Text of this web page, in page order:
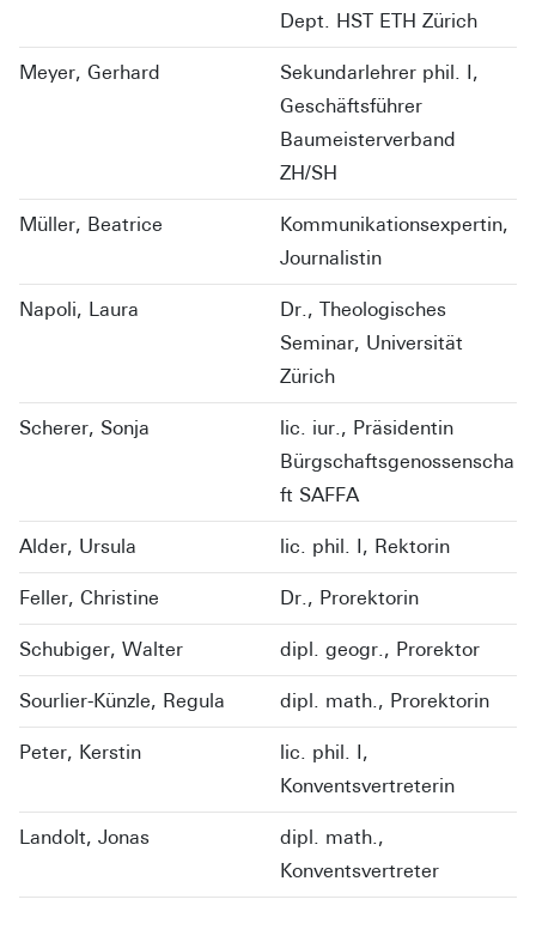
Dept. HST ETH Zürich
Meyer, Gerhard
Sekundarlehrer phil. I,
Geschäftsführer
Baumeisterverband
ZH/SH
Müller, Beatrice
Kommunikationsexpertin,
Journalistin
Napoli, Laura
Dr., Theologisches
Seminar, Universität
Zürich
Scherer, Sonja
lic. iur., Präsidentin
Bürgschaftsgenossenscha
ft SAFFA
Alder, Ursula lic. phil. I, Rektorin
Feller, Christine Dr., Prorektorin
Schubiger, Walter dipl. geogr., Prorektor
Sourlier-Künzle, Regula dipl. math., Prorektorin
Peter, Kerstin
lic. phil. I,
Konventsvertreterin
Landolt, Jonas
dipl. math.,
Konventsvertreter